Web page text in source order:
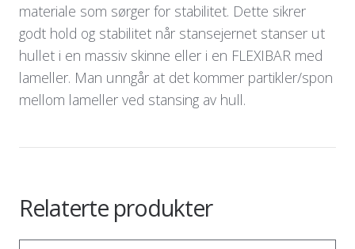
materiale som sørger for stabilitet. Dette sikrer
godt hold og stabilitet når stansejernet stanser ut
hullet i en massiv skinne eller i en FLEXIBAR med
lameller. Man unngår at det kommer partikler/spon
mellom lameller ved stansing av hull.
Relaterte produkter